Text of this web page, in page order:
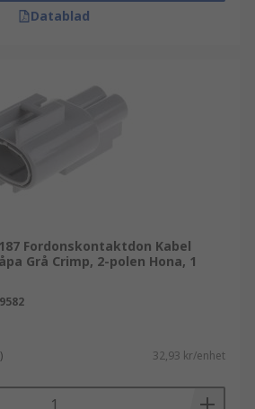
Datablad
Fordonskontaktdon Kabel
Grå Crimp, 2-polen Hona, 1
32,93 kr/enhet